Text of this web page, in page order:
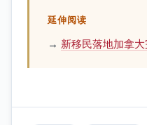
延伸阅读
→ 新移民落地加拿